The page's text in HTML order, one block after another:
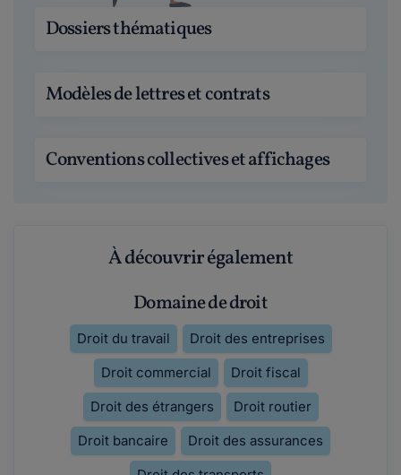
Dossiers thématiques
Modèles de lettres et contrats
Conventions collectives et affichages
À découvrir également
Domaine de droit
Droit du travail
Droit des entreprises
Droit commercial
Droit fiscal
Droit des étrangers
Droit routier
Droit bancaire
Droit des assurances